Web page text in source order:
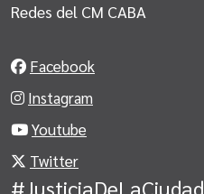
Redes del CM CABA
Facebook
Instagram
Youtube
Twitter
#JusticiaDeLaCiudad